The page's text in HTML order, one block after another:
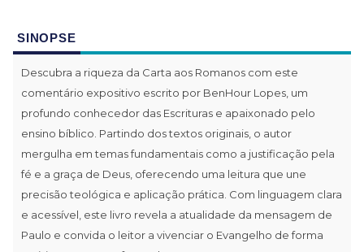
SINOPSE
Descubra a riqueza da Carta aos Romanos com este
comentário expositivo escrito por BenHour Lopes, um
profundo conhecedor das Escrituras e apaixonado pelo
ensino bíblico. Partindo dos textos originais, o autor
mergulha em temas fundamentais como a justificação pela
fé e a graça de Deus, oferecendo uma leitura que une
precisão teológica e aplicação prática. Com linguagem clara
e acessível, este livro revela a atualidade da mensagem de
Paulo e convida o leitor a vivenciar o Evangelho de forma